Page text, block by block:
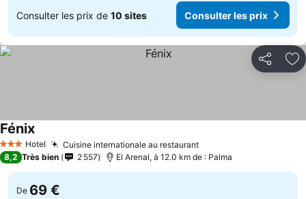
Consulter les prix de 10 sites Consulter les prix
Partager
3 ÉtoilesHotel Cuisine internationale au restaurant
Fénix
8,2 Très bien 2 557 El Arenal, à 12.0 km de : Palma
De 69 €